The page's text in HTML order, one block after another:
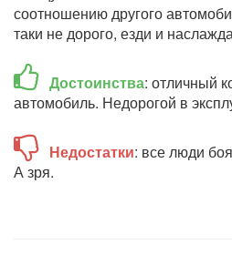
соотношению другого
таки не дорого, езди и
Достоинства: отличный
автомобиль. Недорогой в
Недостатки: все люди
А зря.